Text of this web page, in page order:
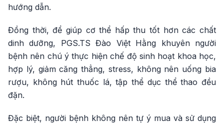
hướng dẫn.
Đồng thời, để giúp cơ thể hấp thu tốt hơn các chất
dinh dưỡng, PGS.TS Đào Việt Hằng khuyên người
bệnh nên chú ý thực hiện chế độ sinh hoạt khoa học,
hợp lý, giảm căng thẳng, stress, không nên uống bia
rượu, không hút thuốc lá, tập thể dục thể thao đều
đặn.
Đặc biệt, người bệnh không nên tự ý mua và sử dụng